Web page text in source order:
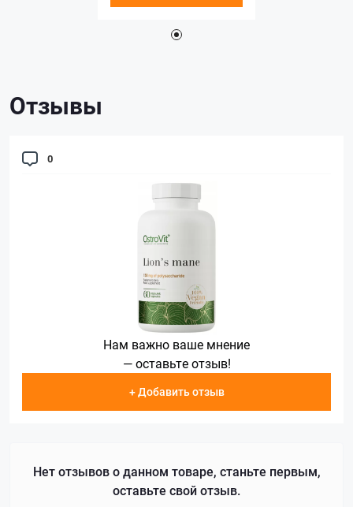
Отзывы
0
Нам важно ваше мнение
— оставьте отзыв!
+ Добавить отзыв
Нет отзывов о данном товаре, станьте первым,
оставьте свой отзыв.